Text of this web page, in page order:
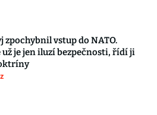
zpochybnil vstup do NATO.
je jen iluzí bezpečnosti, řídí ji